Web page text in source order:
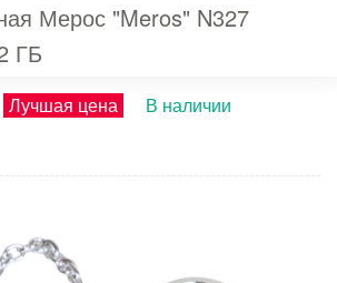
Мерос "Meros" N327
ГБ
Лучшая цена
В наличии